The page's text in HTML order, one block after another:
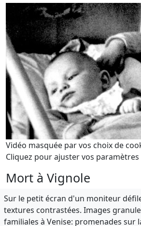
Vidéo masquée par vos choix de
Cliquez pour ajuster vos paramètres
Mort à Vignole
Sur le petit écran d'un moniteur
textures contrastées. Images
familiales à Venise: promenades sur